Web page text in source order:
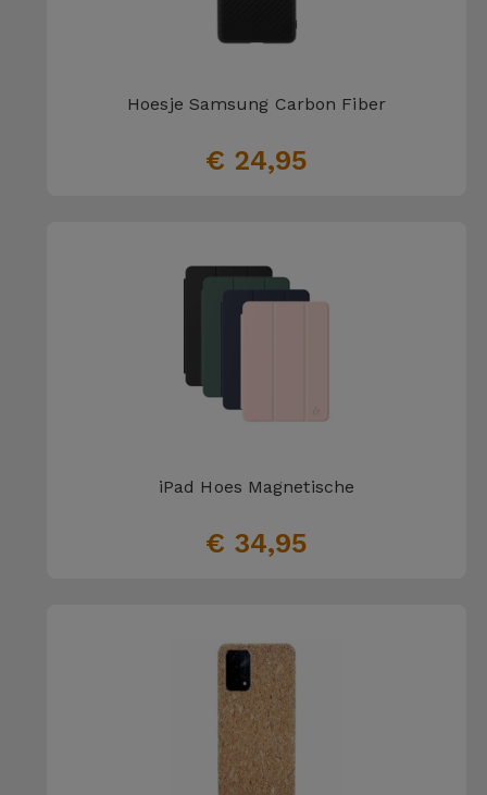
Hoesje Samsung Carbon Fiber
€ 24,95
iPad Hoes Magnetische
€ 34,95